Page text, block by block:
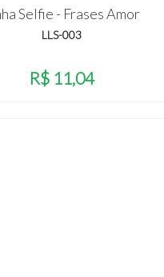
Selfie - Frases Amor
LLS-003
R$ 11,04